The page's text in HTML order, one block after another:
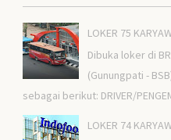
LOKER 75
Dibuka loker di
(Gunungpati -
sebagai berikut: DRIVER/
LOKER 74